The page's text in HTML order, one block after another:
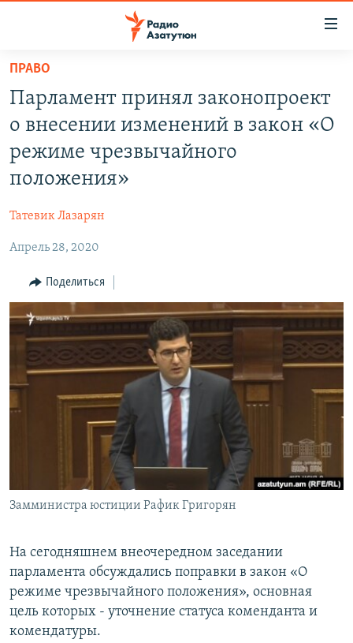
Перейти
основному
содержанию
основной
Перейти
НОВОСТИ
НАГОРНЫЙ КАРАБАХ
КУЛЬТУРА
СПОРТ
АРХИВ
Հայերեն
English
Все сайты Радио Азатутюн
ПРАВО
Парламент принял законопроект
о внесении изменений в закон «О
режиме чрезвычайного
положения»
Татевик Лазарян
Апрель 28, 2020
Поделиться
Замминистра юстиции Рафик Григорян
На сегодняшнем внеочередном заседании
парламента обсуждались поправки в закон «О
режиме чрезвычайного положения», основная
цель которых - уточнение статуса коменданта и
комендатуры.